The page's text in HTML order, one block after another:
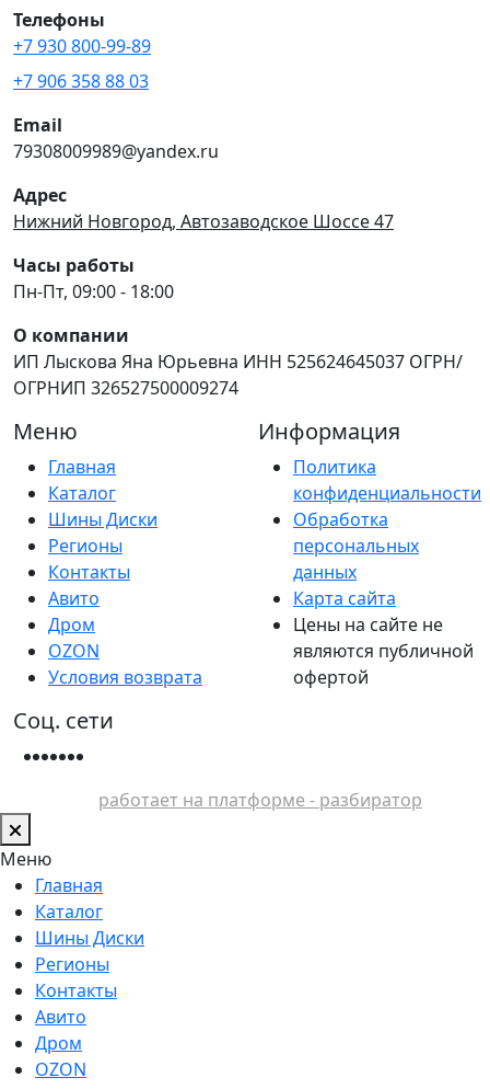
Телефоны
+7 930 800-99-89
+7 906 358 88 03
Email
79308009989@yandex.ru
Адрес
Нижний Новгород, Автозаводское Шоссе 47
Часы работы
Пн-Пт, 09:00 - 18:00
О компании
ИП Лыскова Яна Юрьевна ИНН 525624645037 ОГРН/
ОГРНИП 326527500009274
Меню
Главная
Каталог
Шины Диски
Регионы
Контакты
Авито
Дром
OZON
Условия возврата
Информация
Политика
конфиденциальности
Обработка
персональных
данных
Карта сайта
Цены на сайте не
являются публичной
офертой
Соц. сети
работает на платформе - разбиратор
Меню
Главная
Каталог
Шины Диски
Регионы
Контакты
Авито
Дром
OZON